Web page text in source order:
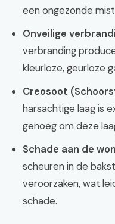
een ongezonde
Onveilige
verbranding
kleurloze, geurloze
Creosoot
harsachtige laag is
genoeg om deze
Schade aan de
scheuren in de
veroorzaken, wat
schade.